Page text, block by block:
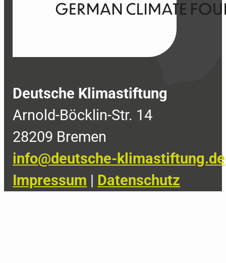
Deutsche Klimastiftung
Arnold-Böcklin-Str. 14
28209 Bremen
info@deutsche-klimastiftung.de
Impressum | Datenschutz